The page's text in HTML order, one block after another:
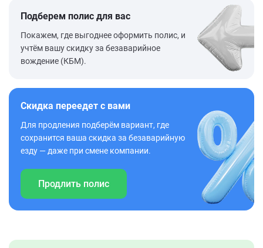
Подберем полис для вас
Покажем, где выгоднее оформить полис, и
учтём вашу скидку за безаварийное
вождение (КБМ).
Скидка переедет с вами
Для продления подберём вариант, где
сохранится ваша скидка за безаварийную
езду — даже при смене компании.
Продлить полис